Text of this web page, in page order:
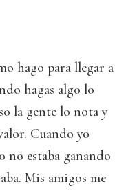
hago para llegar a
hagas algo lo
la gente lo nota y
Cuando yo
no estaba ganando
Mis amigos me